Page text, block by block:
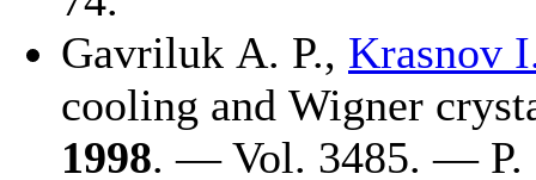
Gavriluk A. P., Krasnov
cooling and Wigner
1998. — Vol. 3485. — P.